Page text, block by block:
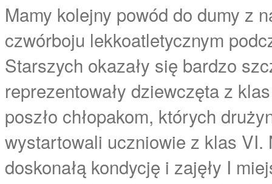
Mamy kolejny powód do dumy z
czwórboju lekkoatletycznym
Starszych okazały się bardzo
reprezentowały dziewczęta z
poszło chłopakom, których
wystartowali uczniowie z klas VI.
doskonałą kondycję i zajęły I